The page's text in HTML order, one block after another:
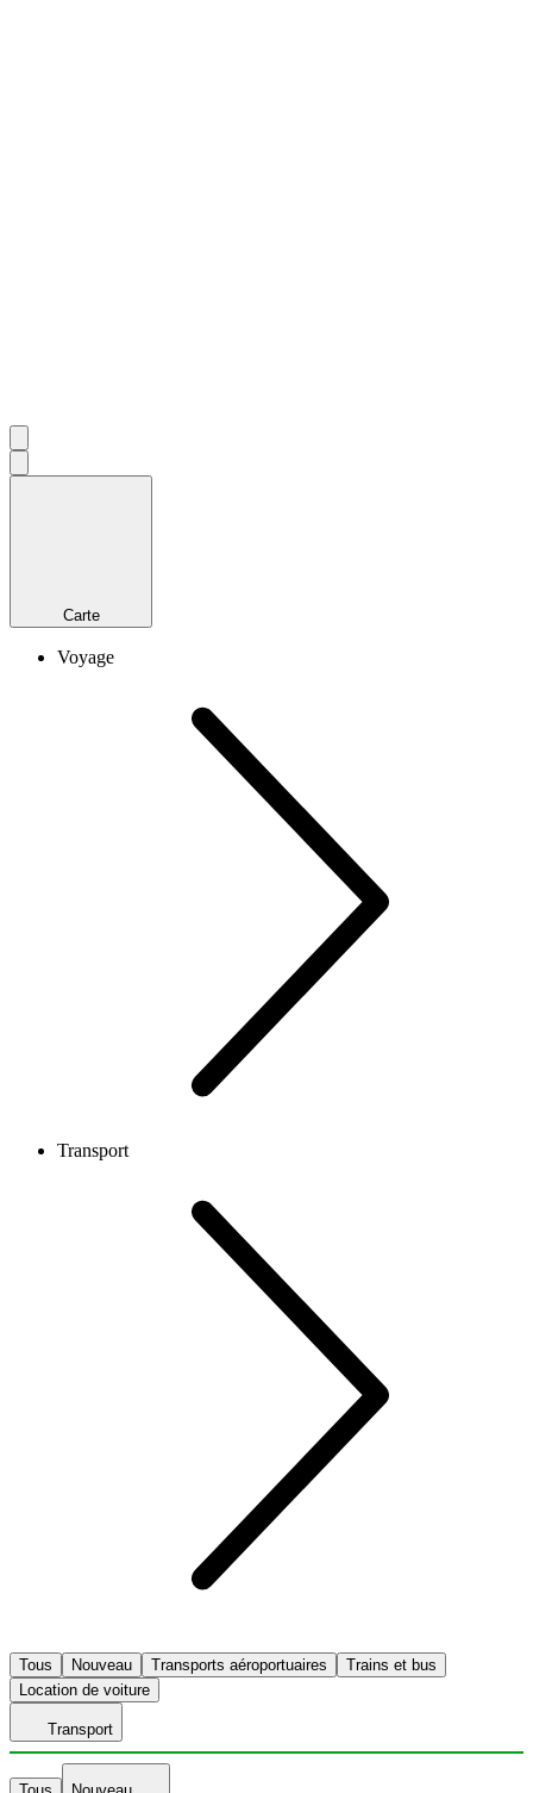
Carte
Voyage
Transport
Tous Nouveau Transports aéroportuaires
Trains et bus
Location de voiture
Transport